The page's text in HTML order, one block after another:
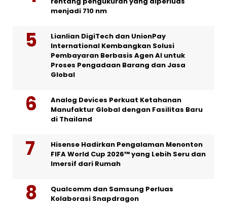
menjadi 710 nm
Lianlian DigiTech dan UnionPay
International Kembangkan Solusi
Pembayaran Berbasis Agen AI untuk
Proses Pengadaan Barang dan Jasa
Global
Analog Devices Perkuat Ketahanan
Manufaktur Global dengan Fasilitas Baru
di Thailand
Hisense Hadirkan Pengalaman Menonton
FIFA World Cup 2026™ yang Lebih Seru dan
Imersif dari Rumah
Qualcomm dan Samsung Perluas
Kolaborasi Snapdragon